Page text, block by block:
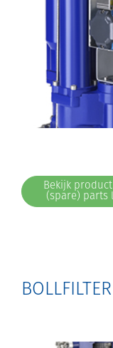
Bekijk
(spare) parts